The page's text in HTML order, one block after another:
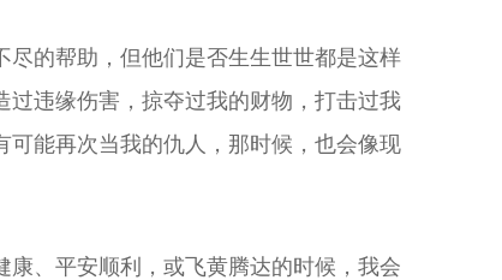
的帮助，但他们是否生生世世都是这样
违缘伤害，掠夺过我的财物，打击过我
能再次当我的仇人，那时候，也会像现
、平安顺利，或飞黄腾达的时候，我会